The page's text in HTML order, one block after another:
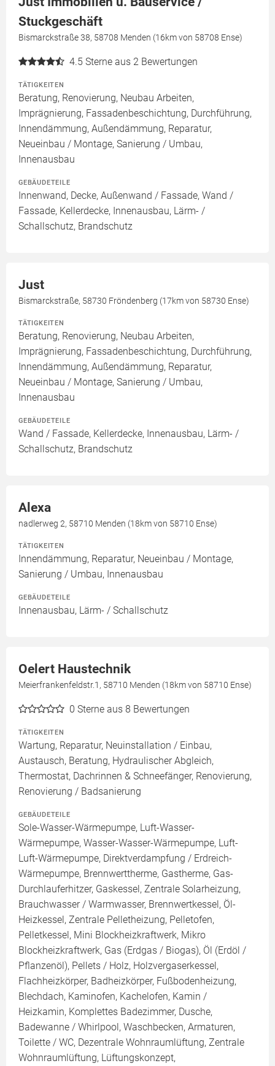
Stuckgeschäft
Bismarckstraße 38, 58708 Menden (16km von 58708 Ense)
4.5 Sterne aus 2 Bewertungen
TÄTIGKEITEN
Beratung, Renovierung, Neubau Arbeiten,
Imprägnierung, Fassadenbeschichtung, Durchführung,
Innendämmung, Außendämmung, Reparatur,
Neueinbau / Montage, Sanierung / Umbau,
Innenausbau
GEBÄUDETEILE
Innenwand, Decke, Außenwand / Fassade, Wand /
Fassade, Kellerdecke, Innenausbau, Lärm- /
Schallschutz, Brandschutz
Just
Bismarckstraße, 58730 Fröndenberg (17km von 58730 Ense)
TÄTIGKEITEN
Beratung, Renovierung, Neubau Arbeiten,
Imprägnierung, Fassadenbeschichtung, Durchführung,
Innendämmung, Außendämmung, Reparatur,
Neueinbau / Montage, Sanierung / Umbau,
Innenausbau
GEBÄUDETEILE
Wand / Fassade, Kellerdecke, Innenausbau, Lärm- /
Schallschutz, Brandschutz
Alexa
nadlerweg 2, 58710 Menden (18km von 58710 Ense)
TÄTIGKEITEN
Innendämmung, Reparatur, Neueinbau / Montage,
Sanierung / Umbau, Innenausbau
GEBÄUDETEILE
Innenausbau, Lärm- / Schallschutz
Oelert Haustechnik
Meierfrankenfeldstr.1, 58710 Menden (18km von 58710 Ense)
0 Sterne aus 8 Bewertungen
TÄTIGKEITEN
Wartung, Reparatur, Neuinstallation / Einbau,
Austausch, Beratung, Hydraulischer Abgleich,
Thermostat, Dachrinnen & Schneefänger, Renovierung,
Renovierung / Badsanierung
GEBÄUDETEILE
Sole-Wasser-Wärmepumpe, Luft-Wasser-
Wärmepumpe, Wasser-Wasser-Wärmepumpe, Luft-
Luft-Wärmepumpe, Direktverdampfung / Erdreich-
Wärmepumpe, Brennwerttherme, Gastherme, Gas-
Durchlauferhitzer, Gaskessel, Zentrale Solarheizung,
Brauchwasser / Warmwasser, Brennwertkessel, Öl-
Heizkessel, Zentrale Pelletheizung, Pelletofen,
Pelletkessel, Mini Blockheizkraftwerk, Mikro
Blockheizkraftwerk, Gas (Erdgas / Biogas), Öl (Erdöl /
Pflanzenöl), Pellets / Holz, Holzvergaserkessel,
Flachheizkörper, Badheizkörper, Fußbodenheizung,
Blechdach, Kaminofen, Kachelofen, Kamin /
Heizkamin, Komplettes Badezimmer, Dusche,
Badewanne / Whirlpool, Waschbecken, Armaturen,
Toilette / WC, Dezentrale Wohnraumlüftung, Zentrale
Wohnraumlüftung, Lüftungskonzept,